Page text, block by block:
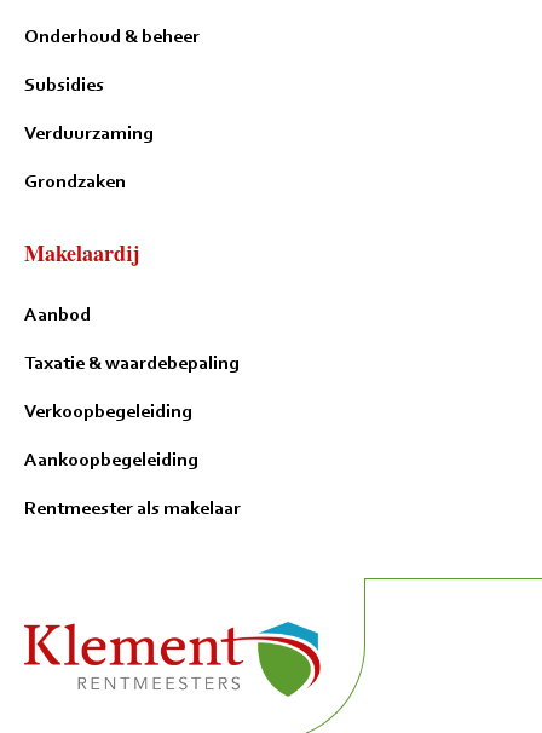
Onderhoud & beheer
Subsidies
Verduurzaming
Grondzaken
Makelaardij
Aanbod
Taxatie & waardebepaling
Verkoopbegeleiding
Aankoopbegeleiding
Rentmeester als makelaar